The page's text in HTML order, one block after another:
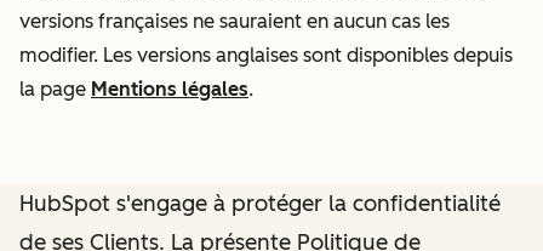
versions françaises ne sauraient en aucun cas les
modifier. Les versions anglaises sont disponibles depuis
la page Mentions légales.
HubSpot s'engage à protéger la confidentialité
de ses Clients. La présente Politique de